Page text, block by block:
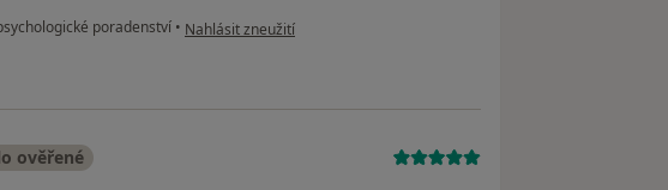
poradenství • podle názoru uživatele S.
Nahlásit zneužití
ověřené